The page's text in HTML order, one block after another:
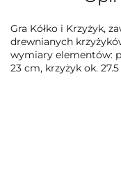
Gra Kółko i Krzyżyk,
drewnianych
wymiary elementów:
23 cm, krzyżyk ok.